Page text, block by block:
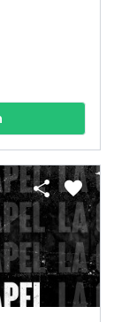
share favorite